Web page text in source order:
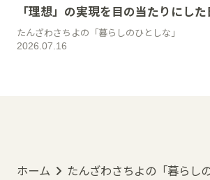
「理想」の実現を目の当たりにし
2026.07.16
たんざわさちよの「暮らしのひとしな」
ホーム たんざわさちよの「暮らし